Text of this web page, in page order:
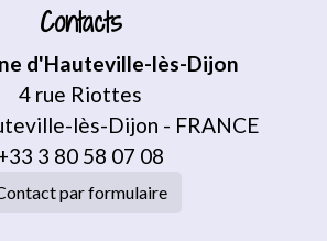
Contacts
d'Hauteville-lès-Dijon
4 rue Riottes
lès-Dijon - FRANCE
3 80 58 07 08
par formulaire